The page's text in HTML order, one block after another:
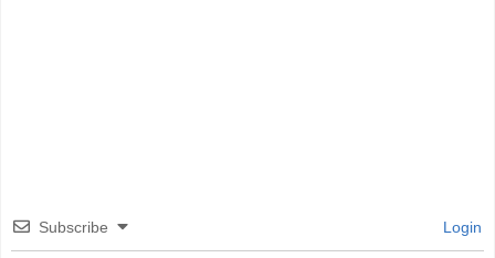
Subscribe Login